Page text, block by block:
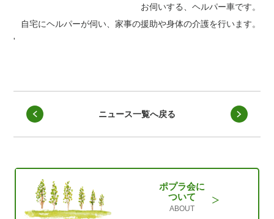
お伺いする、ヘルパー車です。
自宅にヘルパーが伺い、家事の援助や身体の介護を行います。
'
ニュース一覧へ戻る
ポプラ会に
ついて
ABOUT